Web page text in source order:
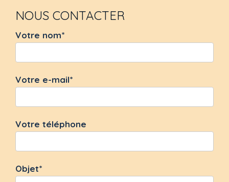
NOUS CONTACTER
Votre nom*
Votre e-mail*
Votre téléphone
Objet*